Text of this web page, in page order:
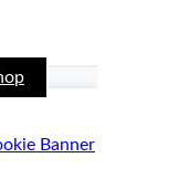
Banner